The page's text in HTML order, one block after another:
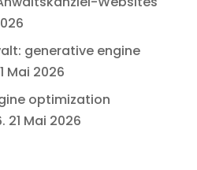
generative engine
Mai 2026
optimization
21 Mai 2026